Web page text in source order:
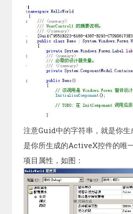
注意Guid中的字符串，就是你
是你所生成的ActiveX控件的唯
项目属性，如图：